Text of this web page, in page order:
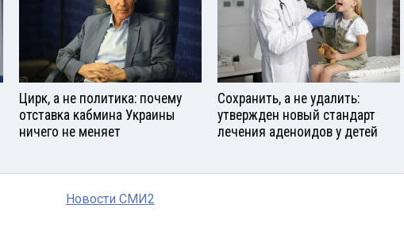
Цирк, а не политика: почему
отставка кабмина Украины
ничего не меняет
Сохранить, а не удалить:
утвержден новый стандарт
лечения аденоидов у детей
Новости СМИ2